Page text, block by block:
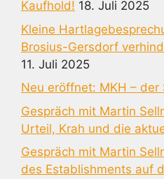
Kaufhold! 18. Juli 2025
Kleine
Brosius-Gersdorf
11. Juli 2025
Neu eröffnet: MKH – der
Gespräch mit Martin
Urteil, Krah und die
Gespräch mit Martin
des Establishments auf